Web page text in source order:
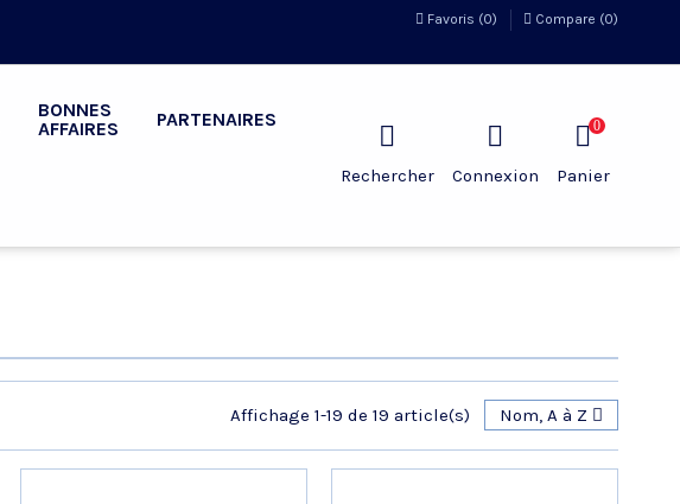
Favoris (0) Compare (0)
BONNES
AFFAIRES
PARTENAIRES
Rechercher Connexion
0
Panier
Affichage 1-19 de 19 article(s) Nom, A à Z